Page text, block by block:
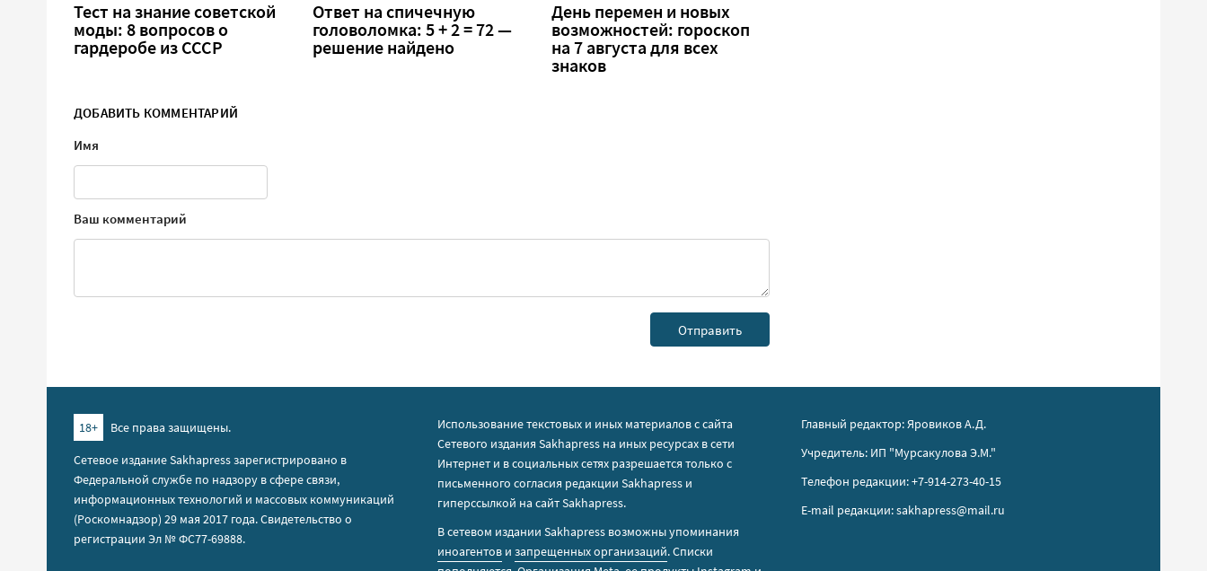
Тест на знание советской
моды: 8 вопросов о
гардеробе из СССР
Ответ на спичечную
головоломка: 5 + 2 = 72 —
решение найдено
День перемен и новых
возможностей: гороскоп
на 7 августа для всех
знаков
ДОБАВИТЬ КОММЕНТАРИЙ
Имя
Ваш комментарий
18+
Все права защищены.
Сетевое издание Sakhapress зарегистрировано в
Федеральной службе по надзору в сфере связи,
информационных технологий и массовых коммуникаций
(Роскомнадзор) 29 мая 2017 года. Свидетельство о
регистрации Эл № ФС77-69888.
Использование текстовых и иных материалов с сайта
Сетевого издания Sakhapress на иных ресурсах в сети
Интернет и в социальных сетях разрешается только с
письменного согласия редакции Sakhapress и
гиперссылкой на сайт Sakhapress.
В сетевом издании Sakhapress возможны упоминания
иноагентов изапрещенных организаций. Списки
Главный редактор: Яровиков А.Д.
Учредитель: ИП "Мурсакулова Э.М."
Телефон редакции: +7-914-273-40-15
E-mail редакции: sakhapress@mail.ru